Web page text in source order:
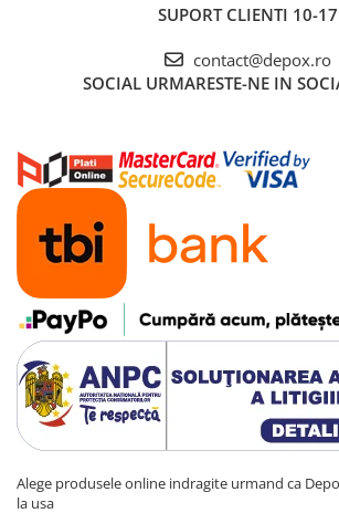
SUPORT CLIENTI 10-17
contact@depox.ro
SOCIAL URMARESTE-NE IN
Alege produsele online indragite urmand ca
la usa